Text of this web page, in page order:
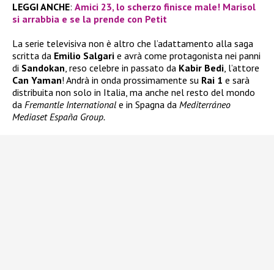
LEGGI ANCHE: Amici 23, lo scherzo finisce male! Marisol
si arrabbia e se la prende con Petit
La serie televisiva non è altro che l’adattamento alla saga
scritta da Emilio Salgari e avrà come protagonista nei panni
di Sandokan, reso celebre in passato da Kabir Bedi, l’attore
Can Yaman! Andrà in onda prossimamente su Rai 1 e sarà
distribuita non solo in Italia, ma anche nel resto del mondo
da Fremantle International e in Spagna da Mediterráneo
Mediaset España Group.